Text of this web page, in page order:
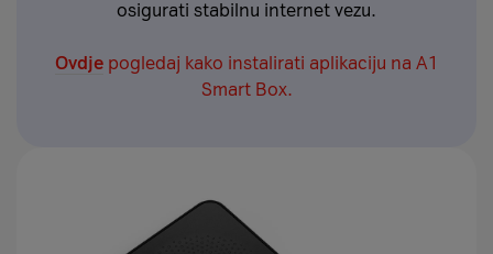
osigurati stabilnu internet vezu.
Ovdjepogledaj kako instalirati aplikaciju na A1
Smart Box.